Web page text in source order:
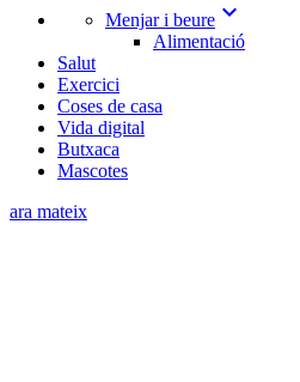
Menjar i beure expand_more
Alimentació
Salut
Exercici
Coses de casa
Vida digital
Butxaca
Mascotes
ara mateix